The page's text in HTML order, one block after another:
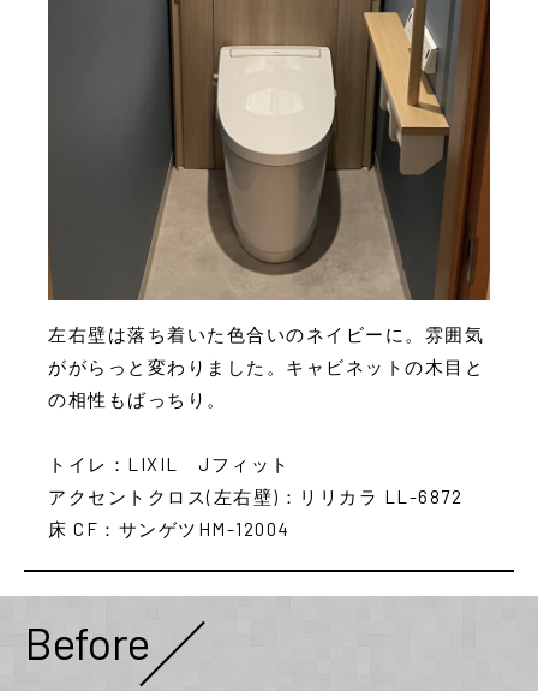
左右壁は落ち着いた色合いのネイビーに。雰囲気
ががらっと変わりました。キャビネットの木目と
の相性もばっちり。
トイレ：LIXIL Jフィット
アクセントクロス(左右壁)：リリカラ LL-6872
床 CF：サンゲツHM-12004
Before